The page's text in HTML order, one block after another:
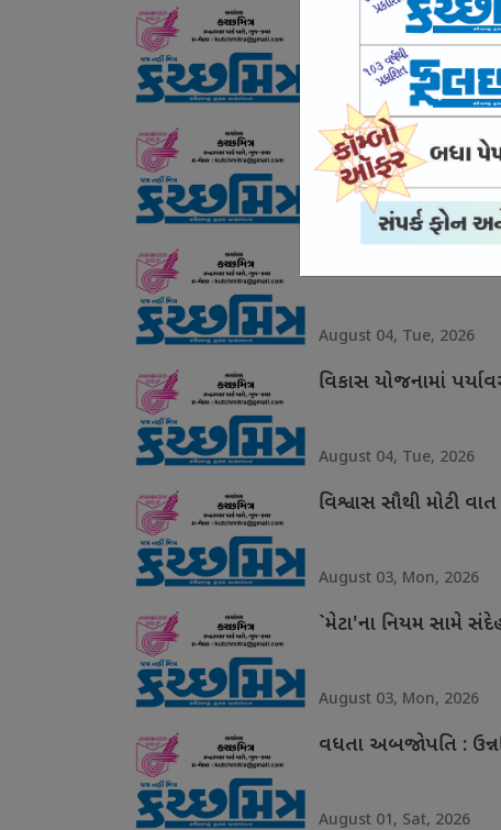
ગ્લાસગોમાં શાનદાર
August 06, Thu, 2026
આત્મવિશ્વાસ નહીં
August 05, Wed, 2026
August 04, Tue, 2026
વિકાસ યોજનામાં
August 04, Tue, 2026
વિશ્વાસ સૌથી મોટી વાત
August 03, Mon, 2026
`મેટા'ના નિયમ સામે
August 03, Mon, 2026
વધતા અબજોપતિ :
August 01, Sat, 2026